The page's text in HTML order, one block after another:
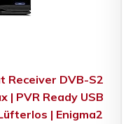
Receiver DVB-S2
| PVR Ready USB
| Enigma2